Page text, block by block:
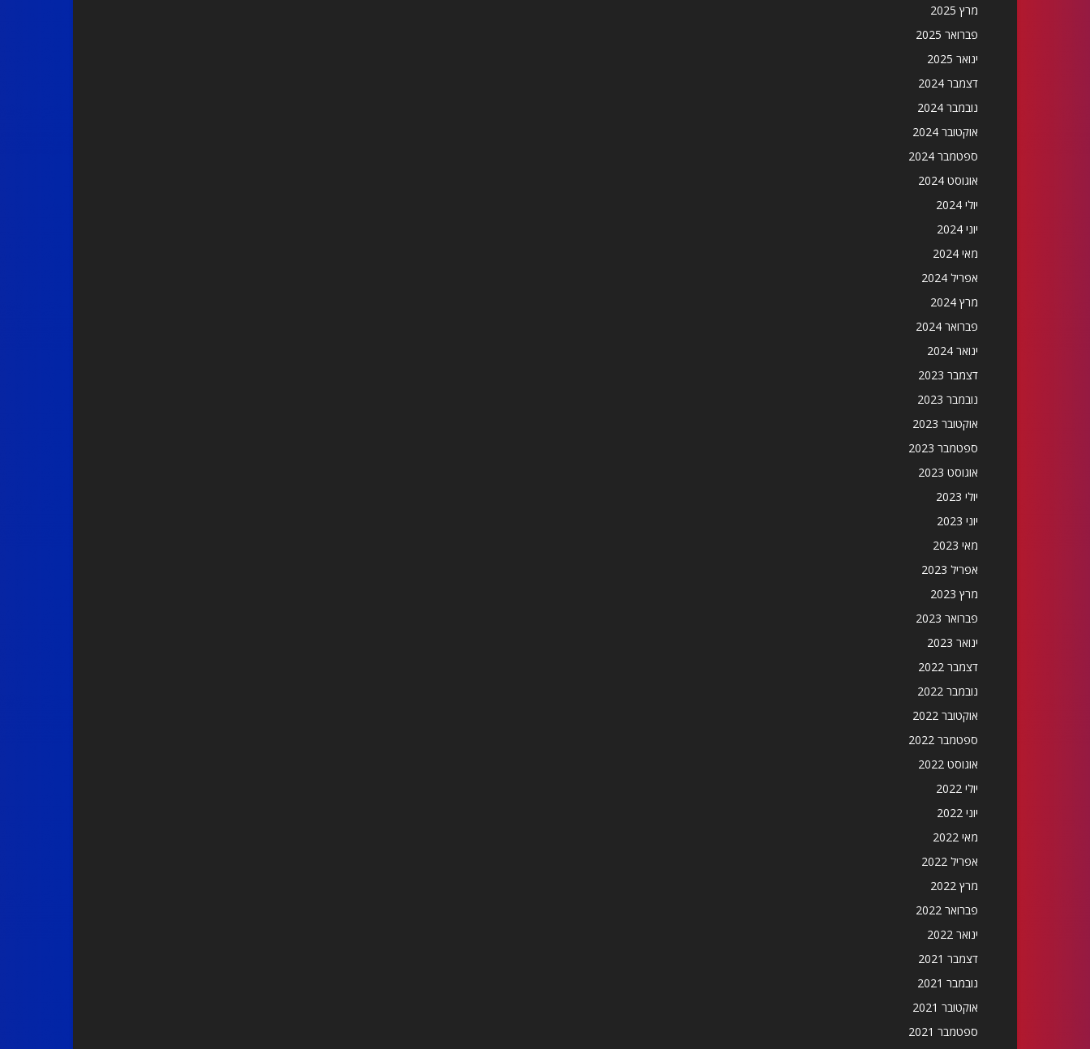
מרץ 2025
פברואר 2025
ינואר 2025
דצמבר 2024
נובמבר 2024
אוקטובר 2024
ספטמבר 2024
אוגוסט 2024
יולי 2024
יוני 2024
מאי 2024
אפריל 2024
מרץ 2024
פברואר 2024
ינואר 2024
דצמבר 2023
נובמבר 2023
אוקטובר 2023
ספטמבר 2023
אוגוסט 2023
יולי 2023
יוני 2023
מאי 2023
אפריל 2023
מרץ 2023
פברואר 2023
ינואר 2023
דצמבר 2022
נובמבר 2022
אוקטובר 2022
ספטמבר 2022
אוגוסט 2022
יולי 2022
יוני 2022
מאי 2022
אפריל 2022
מרץ 2022
פברואר 2022
ינואר 2022
דצמבר 2021
נובמבר 2021
אוקטובר 2021
ספטמבר 2021